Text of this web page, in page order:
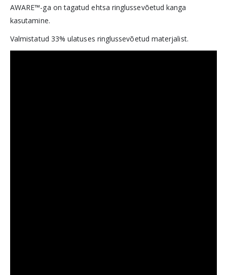
AWARE™-ga on tagatud ehtsa ringlussevõetud kanga
kasutamine.
Valmistatud 33% ulatuses ringlussevõetud materjalist.